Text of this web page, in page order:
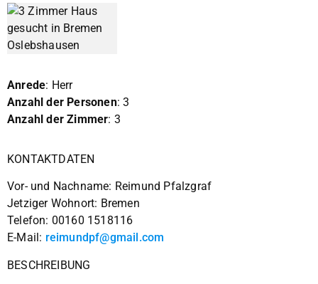
Anrede: Herr
Anzahl der Personen: 3
Anzahl der Zimmer: 3
KONTAKTDATEN
Vor- und Nachname: Reimund Pfalzgraf
Jetziger Wohnort: Bremen
Telefon: 00160 1518116
E-Mail: reimundpf@gmail.com
BESCHREIBUNG